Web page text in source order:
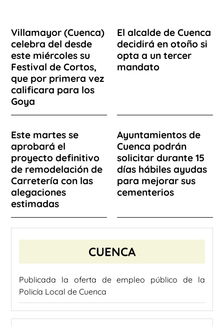
Villamayor (Cuenca)
celebra del desde
este miércoles su
Festival de Cortos,
que por primera vez
calificara para los
Goya
El alcalde de Cuenca
decidirá en otoño si
opta a un tercer
mandato
Este martes se
aprobará el
proyecto definitivo
de remodelación de
Carretería con las
alegaciones
estimadas
Ayuntamientos de
Cuenca podrán
solicitar durante 15
días hábiles ayudas
para mejorar sus
cementerios
CUENCA
Publicada la oferta de empleo público de la
Policía Local de Cuenca